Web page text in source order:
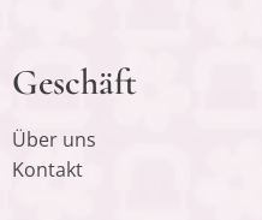
Geschäft
Über uns
Kontakt